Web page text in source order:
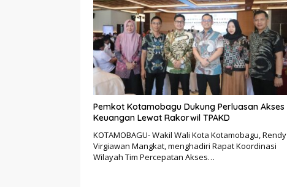
Pemkot Kotamobagu Dukung Perluasan Akses
Keuangan Lewat Rakorwil TPAKD
KOTAMOBAGU- Wakil Wali Kota Kotamobagu, Rendy
Virgiawan Mangkat, menghadiri Rapat Koordinasi
Wilayah Tim Percepatan Akses…